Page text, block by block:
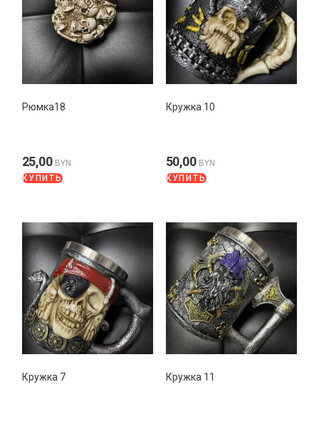
Рюмка18
25,00 BYN
КУПИТЬ
Кружка 10
50,00 BYN
КУПИТЬ
Кружка 7 Кружка 11